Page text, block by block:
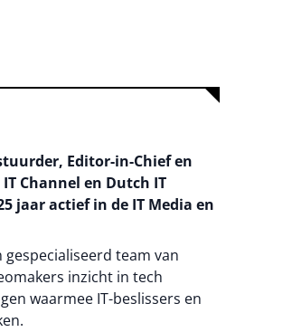
Editor-in-Chief en
Channel en Dutch IT
jaar actief in de IT Media en
team van
inzicht in tech
waarmee IT-beslissers en